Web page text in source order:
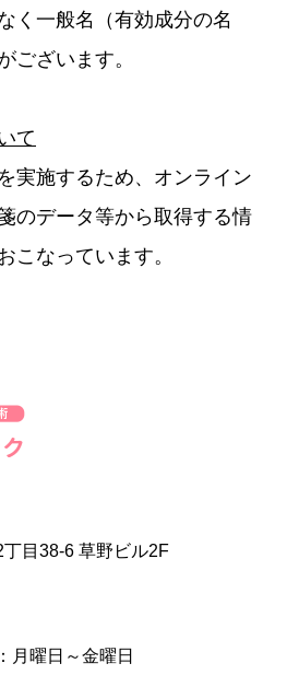
く一般名（有効成分の名
ございます。
て
実施するため、オンライン
のデータ等から取得する情
こなっています。
目38-6 草野ビル2F
月曜日～金曜日